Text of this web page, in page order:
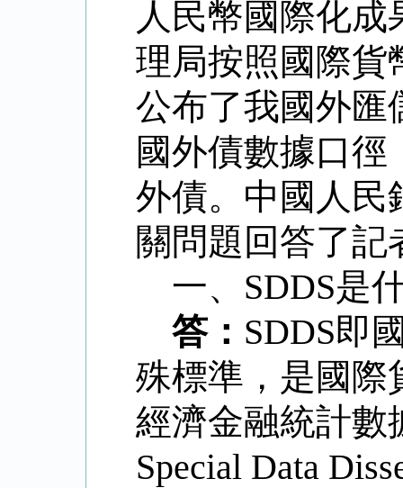
人民幣國際化
理局按照國際貨
公布了我國外匯
國外債數據口
外債。中國人民
關問題回答了記
一、 SDDS是
答： SDDS即
殊標準，是國際
經濟金融統計數
Special Data